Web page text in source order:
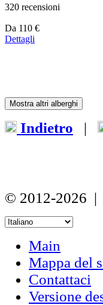
320 recensioni
Prezzo
a
Da 110 €
Dettagli
Mostra altri alberghi
Indietro |
© 2012-2026 |
Main
Mappa del
Contattaci
Versione